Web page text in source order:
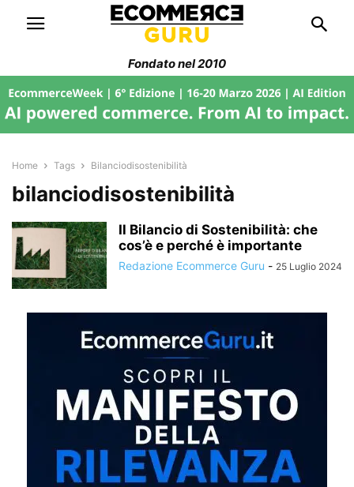
Fondato nel 2010
Home Tags Bilanciodisostenibilità
bilanciodisostenibilità
Il Bilancio di Sostenibilità: che
cos’è e perché è importante
Redazione Ecommerce Guru - 25 Luglio 2024